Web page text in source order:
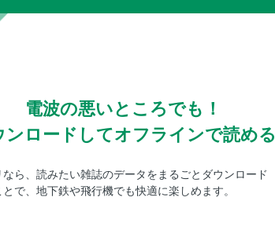
電波の悪いところでも！
ンロードしてオフラインで読める
なら、読みたい雑誌のデータをまるごとダウンロード
で、地下鉄や飛行機でも快適に楽しめます。